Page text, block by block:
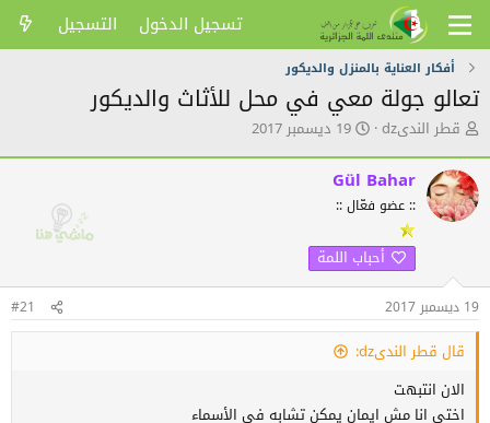
تسجيل الدخول التسجيل
أفكار العناية بالمنزل والديكور
تعالو جولة معي في محل للأثاث والديكور
ك
ت
ب
ا
ل
ض
و
ع
قطر الندىdz ت
ر
ي
خ
ل
ن
ش
19 ديسمبر 2017
Gül Bahar
:: عضو فعّال ::
أحباب اللمة
19 ديسمبر 2017 #21
قال قطر الندىdz:
الان انتبهت
اختي انا مش ايمان يمكن تشابه في الأسماء